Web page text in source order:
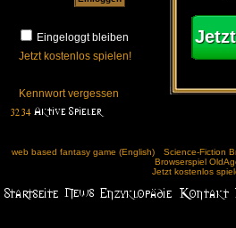
Eingeloggt bleiben
Jetzt kostenlos spielen!
Kennwort vergessen
web based fantasy game (English) Science-Fiction
Browserspiel
Jetzt kostenlos